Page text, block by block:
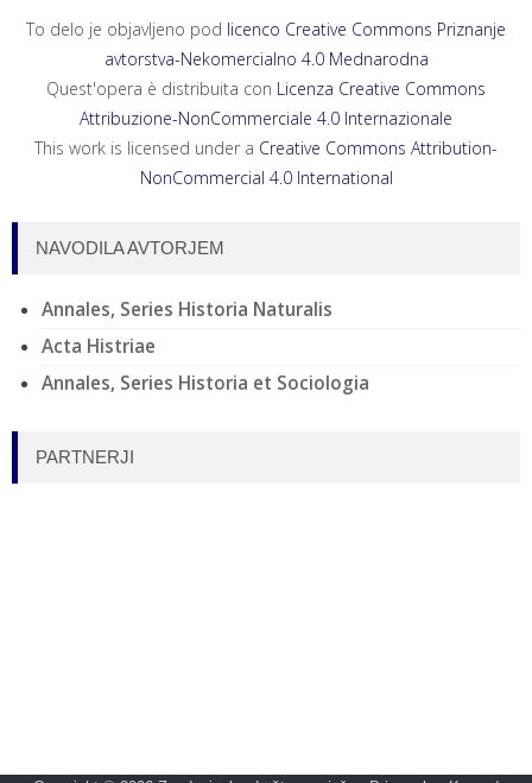
To delo je objavljeno pod licenco Creative Commons Priznanje
avtorstva-Nekomercialno 4.0 Mednarodna
Quest'opera è distribuita con Licenza Creative Commons
Attribuzione-NonCommerciale 4.0 Internazionale
This work is licensed under a Creative Commons Attribution-
NonCommercial 4.0 International
NAVODILA AVTORJEM
Annales, Series Historia Naturalis
Acta Histriae
Annales, Series Historia et Sociologia
PARTNERJI